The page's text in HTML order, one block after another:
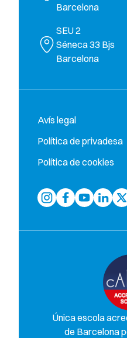
Barcelona
SEU 2
Séneca 33 Bjs
Barcelona
Avís legal
Política de privadesa
Política de cookies
Única escola
de Barcelona